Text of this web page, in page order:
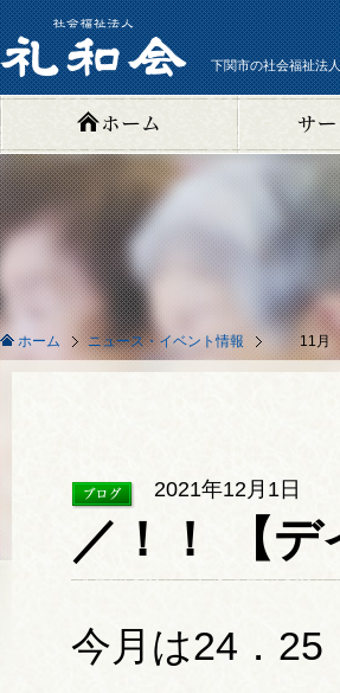
下関市の社会福祉法
ホーム ニュース・イベント情報 11月 ＼
2021年12月1日
／！！ 【
今月は24．25